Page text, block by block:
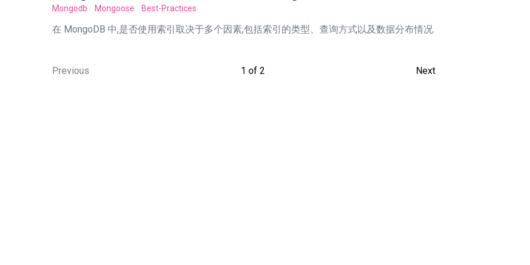
Mongodb Mongoose Best-Practices
在 MongoDB 中,是否使用索引取决于多个因素,包括索引的类型、查询方式以及数据分布情况.
Previous 1 of 2 Next